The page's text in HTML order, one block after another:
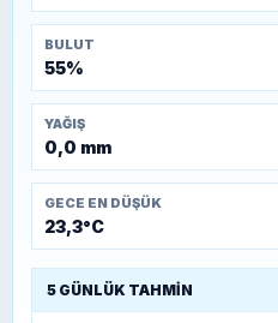
BULUT
55%
YAĞIŞ
0,0 mm
GECE EN DÜŞÜK
23,3°C
5 GÜNLÜK TAHMIN